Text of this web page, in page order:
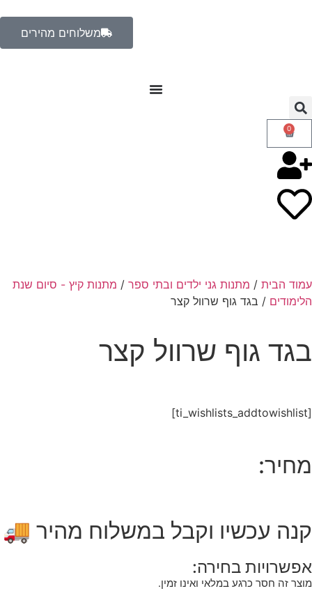
משלוחים מהירים
0
עמוד הבית / מתנות גני ילדים ובתי ספר / מתנות קיץ - סיום שנת
הלימודים / בגד גוף שרוול קצר
בגד גוף שרוול קצר
[ti_wishlists_addtowishlist]
מחיר:
קנה עכשיו וקבל במשלוח מהיר 🚚
אפשרויות בחירה:
מוצר זה חסר כרגע במלאי ואינו זמין.